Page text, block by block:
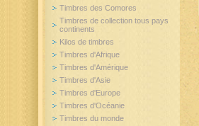
Timbres des Comores
Timbres de collection tous pays
continents
Kilos de timbres
Timbres d'Afrique
Timbres d'Amérique
Timbres d'Asie
Timbres d'Europe
Timbres d'Océanie
Timbres du monde